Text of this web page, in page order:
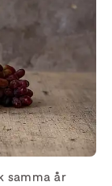
samma år